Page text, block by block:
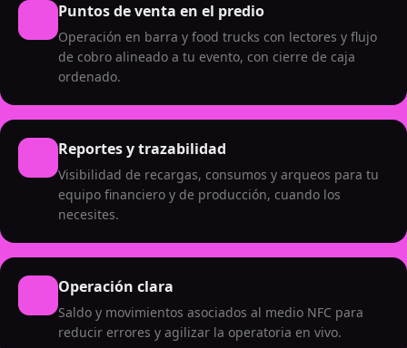
Puntos de venta en el predio
Operación en barra y food trucks con lectores y flujo
de cobro alineado a tu evento, con cierre de caja
ordenado.
Reportes y trazabilidad
Visibilidad de recargas, consumos y arqueos para tu
equipo financiero y de producción, cuando los
necesites.
Operación clara
Saldo y movimientos asociados al medio NFC para
reducir errores y agilizar la operatoria en vivo.